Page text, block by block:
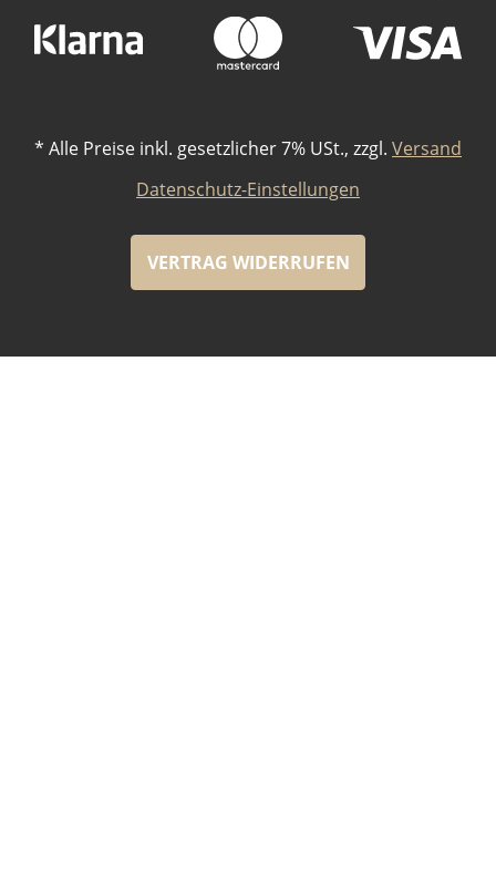
* Alle Preise inkl. gesetzlicher 7% USt., zzgl. Versand
Datenschutz-Einstellungen
VERTRAG WIDERRUFEN